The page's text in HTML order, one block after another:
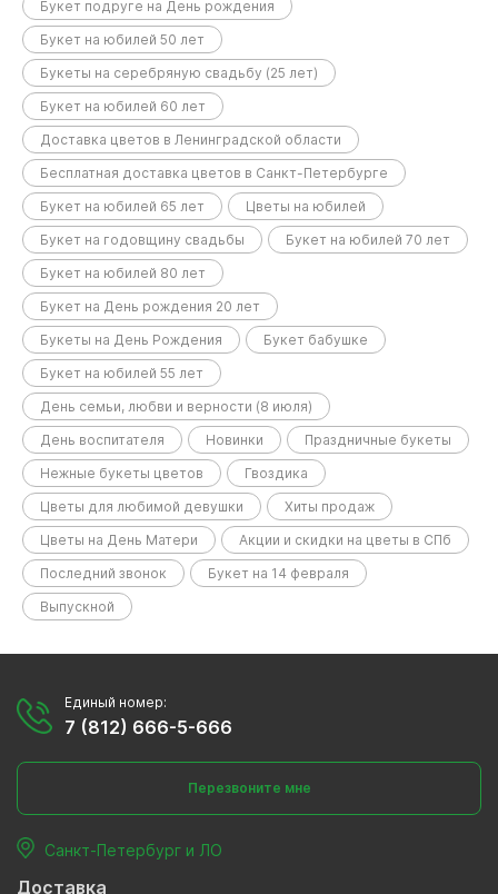
Букет подруге на День рождения
Букет на юбилей 50 лет
Букеты на серебряную свадьбу (25 лет)
Букет на юбилей 60 лет
Доставка цветов в Ленинградской области
Бесплатная доставка цветов в Санкт-Петербурге
Букет на юбилей 65 лет
Цветы на юбилей
Букет на годовщину свадьбы
Букет на юбилей 70 лет
Букет на юбилей 80 лет
Букет на День рождения 20 лет
Букеты на День Рождения
Букет бабушке
Букет на юбилей 55 лет
День семьи, любви и верности (8 июля)
День воспитателя
Новинки
Праздничные букеты
Нежные букеты цветов
Гвоздика
Цветы для любимой девушки
Хиты продаж
Цветы на День Матери
Акции и скидки на цветы в СПб
Последний звонок
Букет на 14 февраля
Выпускной
Единый номер:
7 (812) 666-5-666
Перезвоните мне
Санкт-Петербург и ЛО
Доставка